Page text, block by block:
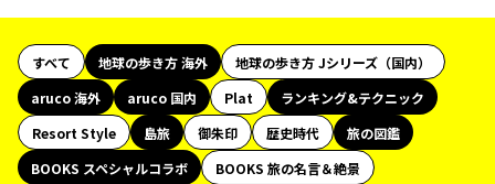
すべて 地球の歩き方 海外
地球の歩き方 Jシリーズ（国内）
aruco 海外
aruco 国内 Plat
ランキング&テクニック
Resort Style
島旅 御朱印 歴史時代
旅の図鑑
BOOKS スペシャルコラボ
BOOKS 旅の名言＆絶景